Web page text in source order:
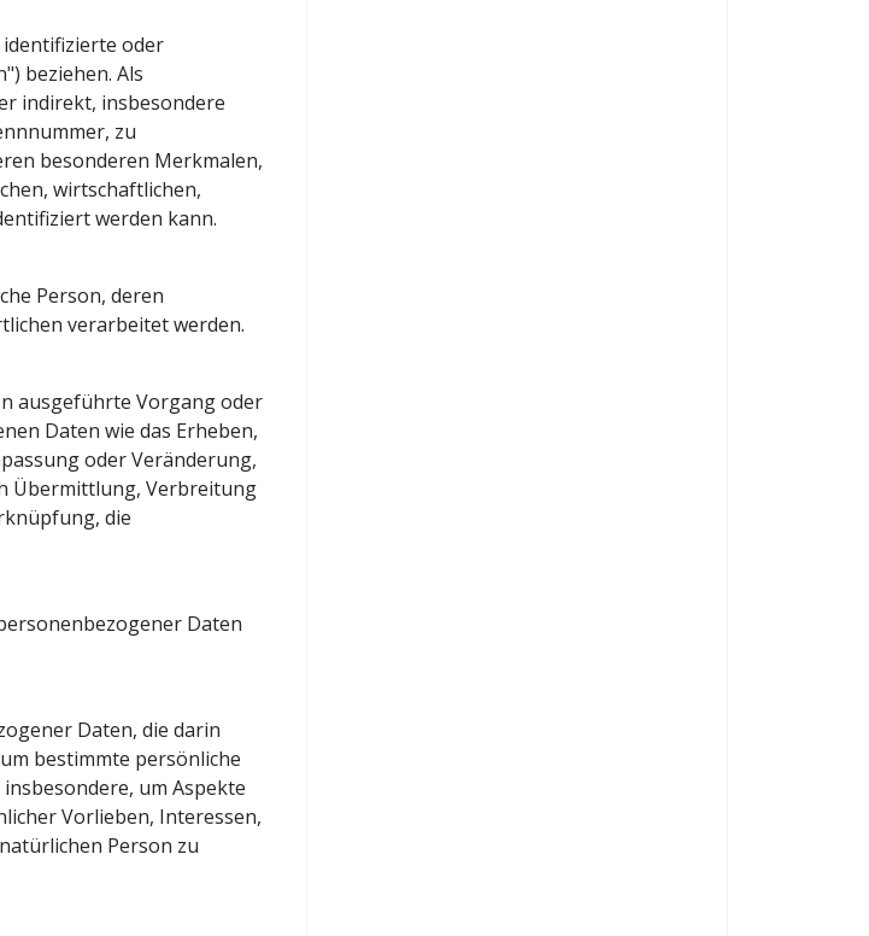
oder
beziehen. Als
indirekt, insbesondere
zu
besonderen Merkmalen,
wirtschaftlichen,
werden kann.
Person, deren
verarbeitet werden.
ausgeführte Vorgang oder
Daten wie das Erheben,
oder Veränderung,
Übermittlung, Verbreitung
die
Daten
Daten, die darin
bestimmte persönliche
um Aspekte
Vorlieben, Interessen,
Person zu